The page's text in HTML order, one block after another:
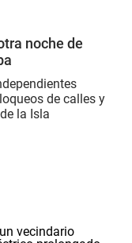
noche de
de calles y
la Isla